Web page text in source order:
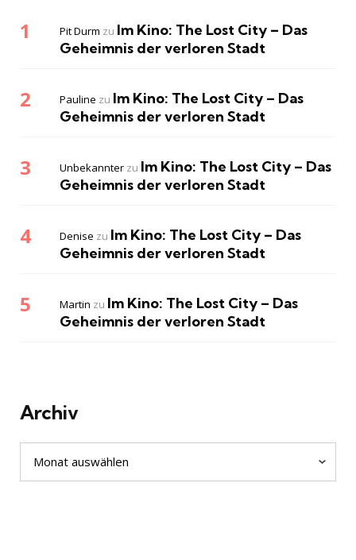
Pit Durm zu Im Kino: The Lost City – Das
Geheimnis der verloren Stadt
Pauline zu Im Kino: The Lost City – Das
Geheimnis der verloren Stadt
Unbekannter zu Im Kino: The Lost City – Das
Geheimnis der verloren Stadt
Denise zu Im Kino: The Lost City – Das
Geheimnis der verloren Stadt
Martin zu Im Kino: The Lost City – Das
Geheimnis der verloren Stadt
Archiv
Archiv